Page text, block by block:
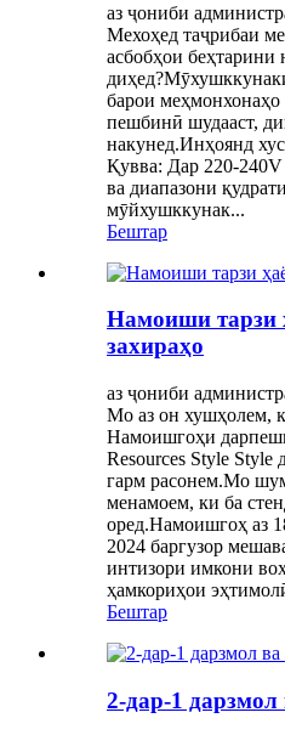
аз ҷониби
Мехоҳед таҷрибаи
асбобҳои
барои меҳмонхонаҳо
пешбинӣ шудааст,
накунед.Инҳоянд
Қувва: Дар 220-
ва диапазони
мӯйхушккунак...
Бештар
Намоиши тарзи
захираҳо
аз ҷониби
Мо аз он хушҳолем,
Намоишгоҳи
Resources Style Style
гарм расонем.Мо
менамоем, ки ба
оред.Намоишгоҳ аз
2024 баргузор
интизори имкони
ҳамкориҳои
Бештар
2-дар-1 дарзмол